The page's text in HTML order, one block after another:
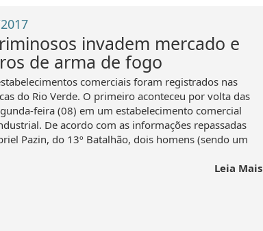
invadem mercado e
de arma de fogo
comerciais foram registrados nas
do Rio Verde. O primeiro aconteceu por volta das
feira (08) em um estabelecimento comercial
De acordo com as informações repassadas
Pazin, do 13º Batalhão, dois homens (sendo um
Leia Mais